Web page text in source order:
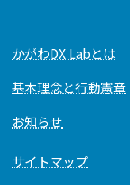
かがわDX Labとは
基本理念と行動憲章
お知らせ
サイトマップ